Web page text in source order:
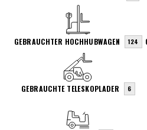
GEBRAUCHTER HOCHHUBWAGEN 124
GEBRAUCHTE TELESKOPLADER 6